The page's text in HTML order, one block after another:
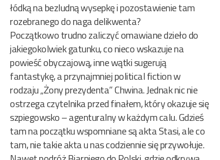
łódką na bezludną wysepkę i pozostawienie tam
rozebranego do naga delikwenta?
Początkowo trudno zaliczyć omawiane dzieło do
jakiegokolwiek gatunku, co nieco wskazuje na
powieść obyczajową, inne wątki sugerują
fantastykę, a przynajmniej political fiction w
rodzaju „Żony prezydenta” Chwina. Jednak nic nie
ostrzega czytelnika przed finałem, który okazuje się
szpiegowsko – agenturalny w każdym calu. Gdzieś
tam na początku wspomniane są akta Stasi, ale co
tam, nie takie akta u nas codziennie się przywołuje.